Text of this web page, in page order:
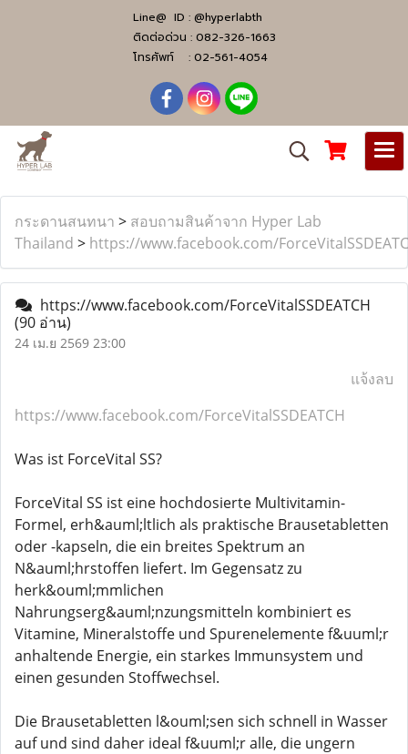
Line@ ID : @hyperlabth
ติดต่อด่วน : 082-326-1663
โทรศัพท์ : 02-561-4054
กระดานสนทนา > สอบถามสินค้าจาก Hyper Lab
Thailand > https://www.facebook.com/
https://www.facebook.com/ForceVitalSSDEATCH
(90 อ่าน)
24 เม.ย 2569 23:00
แจ้งลบ
https://www.facebook.com/ForceVitalSSDEATCH
Was ist ForceVital SS?
ForceVital SS ist eine hochdosierte Multivitamin-
Formel, erh&auml;ltlich als praktische Brausetabletten
oder -kapseln, die ein breites Spektrum an
N&auml;hrstoffen liefert. Im Gegensatz zu
herk&ouml;mmlichen
Nahrungserg&auml;nzungsmitteln kombiniert es
Vitamine, Mineralstoffe und Spurenelemente f&uuml;r
anhaltende Energie, ein starkes Immunsystem und
einen gesunden Stoffwechsel.
Die Brausetabletten l&ouml;sen sich schnell in Wasser
auf und sind daher ideal f&uuml;r alle, die ungern